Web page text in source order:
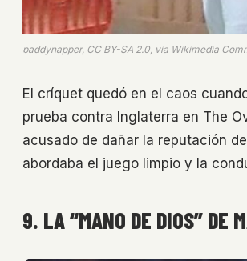
paddynapper, CC BY-SA 2.0, via Wikimedia
El críquet quedó en el caos
prueba contra Inglaterra en The
acusado de dañar la reputación
abordaba el juego limpio y la
9. LA “MANO DE DIOS” DE